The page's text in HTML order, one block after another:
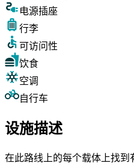
电源插座
行李
可访问性
饮食
空调
自行车
设施描述
在此路线上的每个载体上找